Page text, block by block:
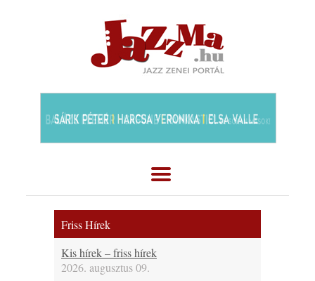
Friss Hírek
Kis hírek – friss hírek
2026. augusztus 09.